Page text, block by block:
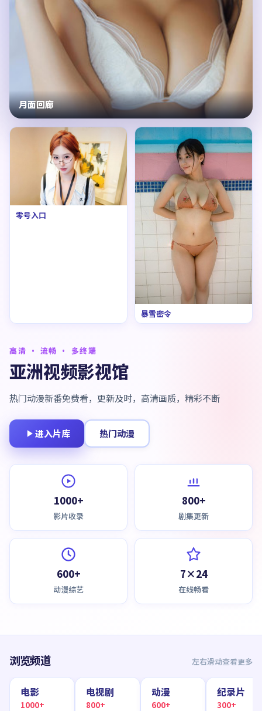
高清 · 流畅 · 多终端
亚洲视频影视馆
热门动漫新番免费看，更新及时，高清画质，精彩不断
进入片库 热门动漫
1000+
影片收录
800+
剧集更新
600+
动漫综艺
7×24
在线畅看
月面回廊
零号入口
暴雪密令
浏览频道 左右滑动查看更多
电影
1000+
电视剧
800+
动漫
600+
纪录片
300+